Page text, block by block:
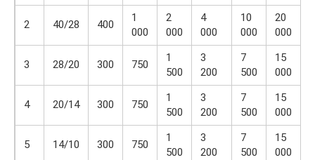
2 40/28 400
1
000
2
000
4
000
10
000
20
000
3 28/20 300 750
1
500
3
200
7
500
15
000
4 20/14 300 750
1
500
3
200
7
500
15
000
5 14/10 300 750
1
500
3
200
7
500
15
000